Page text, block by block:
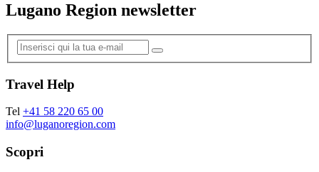
Lugano Region newsletter
Travel Help
Tel +41 58 220 65 00
info@luganoregion.com
Scopri